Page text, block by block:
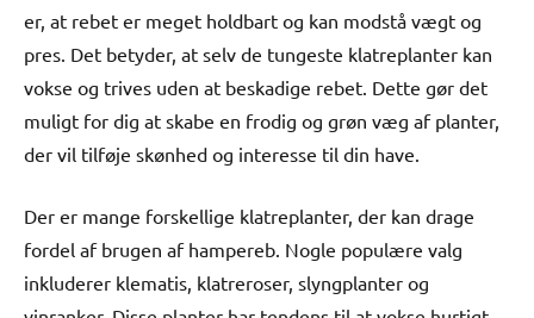
er, at rebet er meget holdbart og kan modstå vægt og
pres. Det betyder, at selv de tungeste klatreplanter kan
vokse og trives uden at beskadige rebet. Dette gør det
muligt for dig at skabe en frodig og grøn væg af planter,
der vil tilføje skønhed og interesse til din have.
Der er mange forskellige klatreplanter, der kan drage
fordel af brugen af hampereb. Nogle populære valg
inkluderer klematis, klatreroser, slyngplanter og